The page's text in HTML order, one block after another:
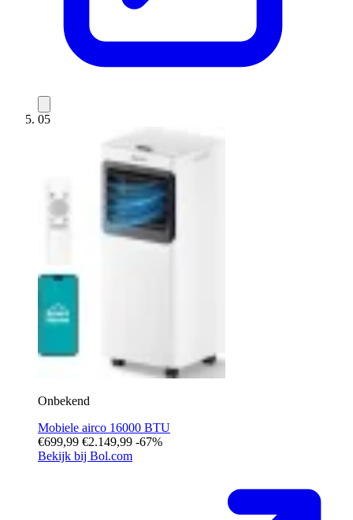
05
Onbekend
Mobiele airco 16000 BTU
€699,99 €2.149,99 -67%
Bekijk bij Bol.com